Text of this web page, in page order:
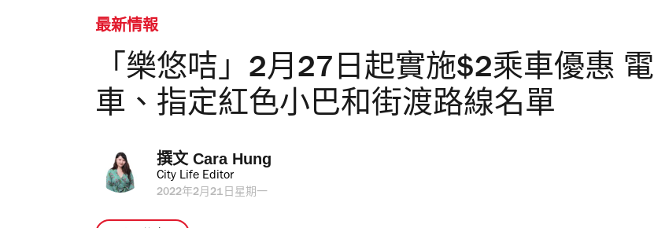
最新情報
「樂悠咭」2月27日起實施$2乘車優惠 電
車、指定紅色小巴和街渡路線名單
撰文 Cara Hung
City Life Editor
2022年2月21日星期一